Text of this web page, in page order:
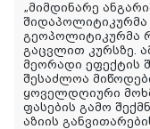
„მიმდინარე
გეოპოლიტიკურმა
გაცვლით კურსზე.
მეორადი ეფექტის
შესაძლოა
ყოველდღიური
ფასების გამო
აზიის